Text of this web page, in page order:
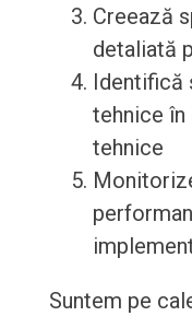
Creează
detaliată
Identifică
tehnice
tehnice
Suntem pe